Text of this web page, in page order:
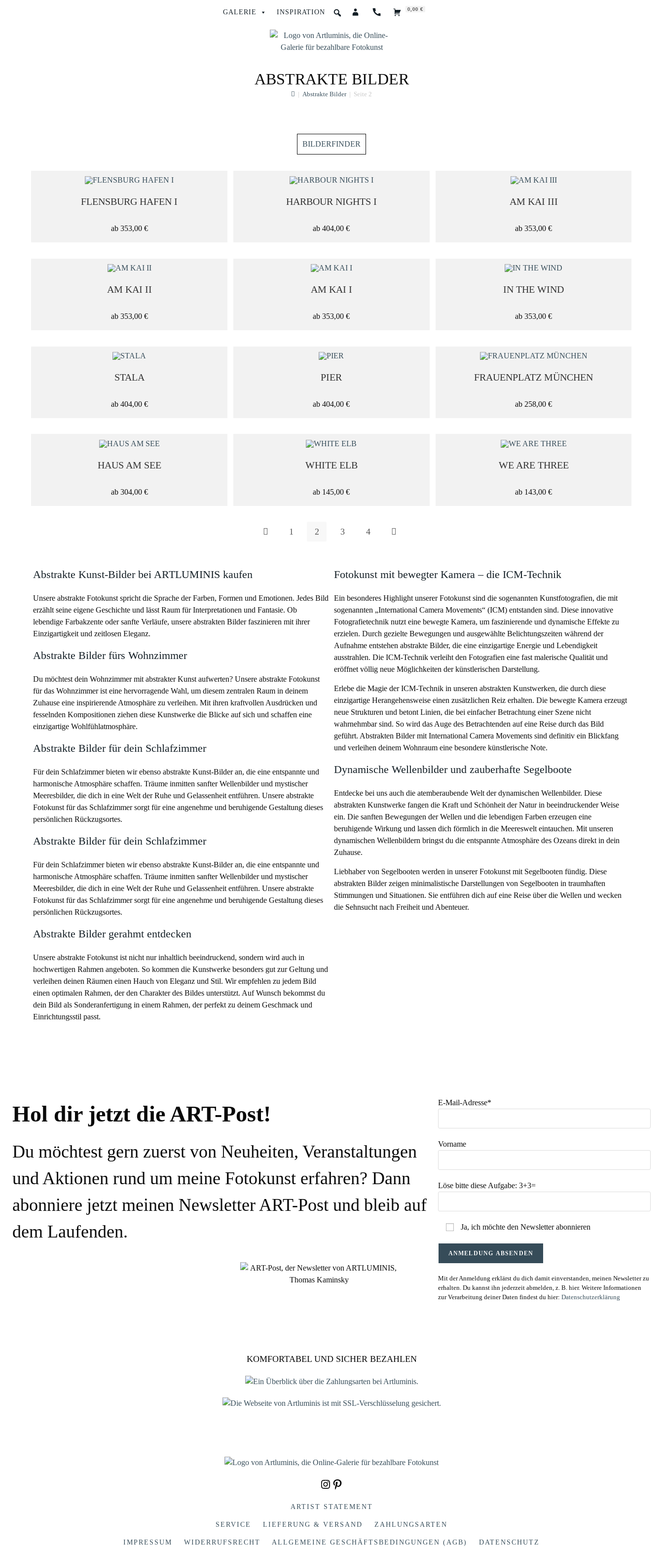
GALERIE INSPIRATION 0,00 €
ABSTRAKTE BILDER
| Abstrakte Bilder | Seite 2
BILDERFINDER
XL - bis ca. 100x150cm
TECHNIK PREISSPANNE
+ AUSWAHL ÜBERNEHMEN
FLENSBURG HAFEN I
ab 353,00 €
HARBOUR NIGHTS I
ab404,00€
AM KAI III
ab353,00€
AM KAI II
ab 353,00 €
AM KAI I
ab353,00€
IN THE WIND
ab353,00€
STALA
ab 404,00 €
PIER
ab404,00€
FRAUENPLATZ MÜNCHEN
ab 258,00€
HAUS AM SEE
ab 304,00 €
WHITE ELB
ab 145,00€
WE ARE THREE
ab 143,00€
1 2 3 4
Abstrakte Kunst-Bilder bei ARTLUMINIS kaufen
Unsere abstrakte Fotokunst spricht die Sprache der Farben, Formen und Emotionen. Jedes Bild
erzählt seine eigene Geschichte und lässt Raum für Interpretationen und Fantasie. Ob
lebendige Farbakzente oder sanfte Verläufe, unsere abstrakten Bilder faszinieren mit ihrer
Einzigartigkeit und zeitlosen Eleganz.
Abstrakte Bilder fürs Wohnzimmer
Du möchtest dein Wohnzimmer mit abstrakter Kunst aufwerten? Unsere abstrakte Fotokunst
für das Wohnzimmer ist eine hervorragende Wahl, um diesem zentralen Raum in deinem
Zuhause eine inspirierende Atmosphäre zu verleihen. Mit ihren kraftvollen Ausdrücken und
fesselnden Kompositionen ziehen diese Kunstwerke die Blicke auf sich und schaffen eine
einzigartige Wohlfühlatmosphäre.
Abstrakte Bilder für dein Schlafzimmer
Für dein Schlafzimmer bieten wir ebenso abstrakte Kunst-Bilder an, die eine entspannte und
harmonische Atmosphäre schaffen. Träume inmitten sanfter Wellenbilder und mystischer
Meeresbilder, die dich in eine Welt der Ruhe und Gelassenheit entführen. Unsere abstrakte
Fotokunst für das Schlafzimmer sorgt für eine angenehme und beruhigende Gestaltung dieses
persönlichen Rückzugsortes.
Abstrakte Bilder für dein Schlafzimmer
Für dein Schlafzimmer bieten wir ebenso abstrakte Kunst-Bilder an, die eine entspannte und
harmonische Atmosphäre schaffen. Träume inmitten sanfter Wellenbilder und mystischer
Meeresbilder, die dich in eine Welt der Ruhe und Gelassenheit entführen. Unsere abstrakte
Fotokunst für das Schlafzimmer sorgt für eine angenehme und beruhigende Gestaltung dieses
persönlichen Rückzugsortes.
Abstrakte Bilder gerahmt entdecken
Unsere abstrakte Fotokunst ist nicht nur inhaltlich beeindruckend, sondern wird auch in
hochwertigen Rahmen angeboten. So kommen die Kunstwerke besonders gut zur Geltung und
verleihen deinen Räumen einen Hauch von Eleganz und Stil. Wir empfehlen zu jedem Bild
einen optimalen Rahmen, der den Charakter des Bildes unterstützt. Auf Wunsch bekommst du
dein Bild als Sonderanfertigung in einem Rahmen, der perfekt zu deinem Geschmack und
Einrichtungsstil passt.
Fotokunst mit bewegter Kamera – die ICM-Technik
Ein besonderes Highlight unserer Fotokunst sind die sogenannten Kunstfotografien, die mit
sogenannten „International Camera Movements“ (ICM) entstanden sind. Diese innovative
Fotografietechnik nutzt eine bewegte Kamera, um faszinierende und dynamische Effekte zu
erzielen. Durch gezielte Bewegungen und ausgewählte Belichtungszeiten während der
Aufnahme entstehen abstrakte Bilder, die eine einzigartige Energie und Lebendigkeit
ausstrahlen. Die ICM-Technik verleiht den Fotografien eine fast malerische Qualität und
eröffnet völlig neue Möglichkeiten der künstlerischen Darstellung.
Erlebe die Magie der ICM-Technik in unseren abstrakten Kunstwerken, die durch diese
einzigartige Herangehensweise einen zusätzlichen Reiz erhalten. Die bewegte Kamera erzeugt
neue Strukturen und betont Linien, die bei einfacher Betrachtung einer Szene nicht
wahrnehmbar sind. So wird das Auge des Betrachtenden auf eine Reise durch das Bild
geführt. Abstrakten Bilder mit International Camera Movements sind definitiv ein Blickfang
und verleihen deinem Wohnraum eine besondere künstlerische Note.
Dynamische Wellenbilder und zauberhafte Segelboote
Entdecke bei uns auch die atemberaubende Welt der dynamischen Wellenbilder. Diese
abstrakten Kunstwerke fangen die Kraft und Schönheit der Natur in beeindruckender Weise
ein. Die sanften Bewegungen der Wellen und die lebendigen Farben erzeugen eine
beruhigende Wirkung und lassen dich förmlich in die Meereswelt eintauchen. Mit unseren
dynamischen Wellenbildern bringst du die entspannte Atmosphäre des Ozeans direkt in dein
Zuhause.
Liebhaber von Segelbooten werden in unserer Fotokunst mit Segelbooten fündig. Diese
abstrakten Bilder zeigen minimalistische Darstellungen von Segelbooten in traumhaften
Stimmungen und Situationen. Sie entführen dich auf eine Reise über die Wellen und wecken
die Sehnsucht nach Freiheit und Abenteuer.
Hol dir jetzt die ART-Post!
Du möchtest gern zuerst von Neuheiten, Veranstaltungen
und Aktionen rund um meine Fotokunst erfahren? Dann
abonniere jetzt meinen Newsletter ART-Post und bleib auf
dem Laufenden.
E-Mail-Adresse*
Vorname
Löse bitte diese Aufgabe: 3+3=
Ja, ich möchte den Newsletter abonnieren
Mit der Anmeldung erklärst du dich damit einverstanden, meinen Newsletter zu
erhalten. Du kannst ihn jederzeit abmelden, z. B. hier. Weitere Informationen
zur Verarbeitung deiner Daten findest du hier: Datenschutzerklärung
KOMFORTABEL UND SICHER BEZAHLEN
InstagramPinterest
ARTIST STATEMENT
SERVICE LIEFERUNG & VERSAND ZAHLUNGSARTEN
IMPRESSUM WIDERRUFSRECHT ALLGEMEINE GESCHÄFTSBEDINGUNGEN (AGB) DATENSCHUTZ